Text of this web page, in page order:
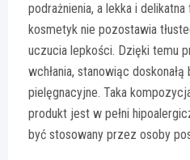
podrażnienia, a lekka i delikatna
kosmetyk nie pozostawia
uczucia lepkości. Dzięki temu
wchłania, stanowiąc
pielęgnacyjne. Taka
produkt jest w pełni
być stosowany przez osoby